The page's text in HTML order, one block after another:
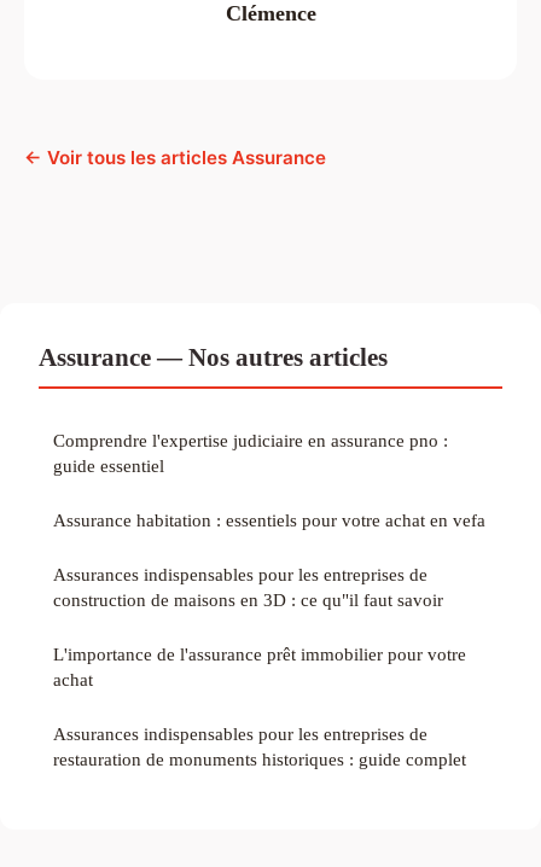
Clémence
← Voir tous les articles Assurance
Assurance — Nos autres articles
Comprendre l'expertise judiciaire en assurance pno :
guide essentiel
Assurance habitation : essentiels pour votre achat en vefa
Assurances indispensables pour les entreprises de
construction de maisons en 3D : ce qu"il faut savoir
L'importance de l'assurance prêt immobilier pour votre
achat
Assurances indispensables pour les entreprises de
restauration de monuments historiques : guide complet